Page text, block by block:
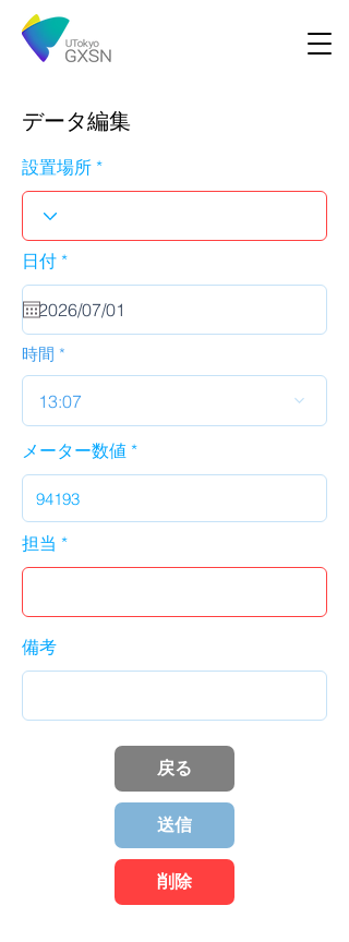
データ編集
設置場所
日付 *r
u
i
d
時間
13:07
メーター数値
担当
備考
戻る
送信
削除